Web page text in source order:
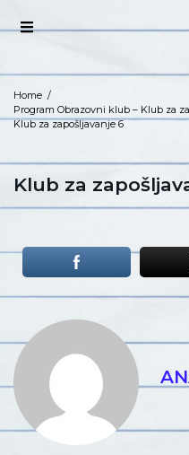
Home /
Program Obrazovni klub – Klub za
Klub za zapošljavanje 6
Klub za